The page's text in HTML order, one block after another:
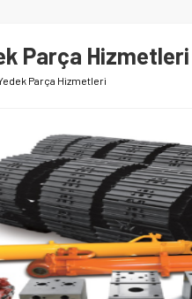
Parça Hizmetleri
Parça Hizmetleri